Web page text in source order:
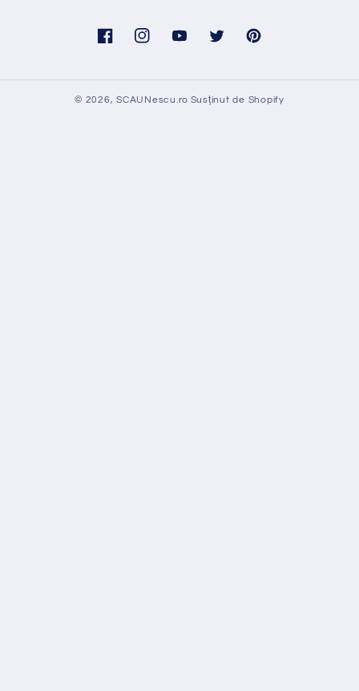
FacebookInstagramYouTubeTwitter Pinterest
© 2026,SCAUNescu.ro Susținut de Shopify